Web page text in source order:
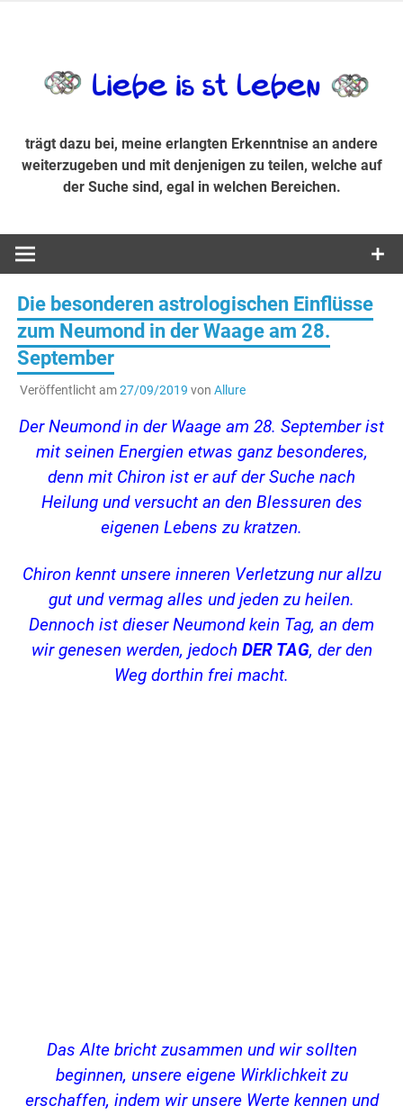
Suche sind, egal in welchen Bereichen.
trägt dazu bei, meine erlangten Erkenntnise an andere
weiterzugeben und mit denjenigen zu teilen, welche auf
der Suche sind, egal in welchen Bereichen.
Die besonderen astrologischen Einflüsse
zum Neumond in der Waage am 28.
September
Veröffentlicht am27/09/2019 von Allure
Der Neumond in der Waage am 28. September ist
mit seinen Energien etwas ganz besonderes,
denn mit Chiron ist er auf der Suche nach
Heilung und versucht an den Blessuren des
eigenen Lebens zu kratzen.
Chiron kennt unsere inneren Verletzung nur allzu
gut und vermag alles und jeden zu heilen.
Dennoch ist dieser Neumond kein Tag, an dem
wir genesen werden, jedoch DER TAG, der den
Weg dorthin frei macht.
Das Alte bricht zusammen und wir sollten
beginnen, unsere eigene Wirklichkeit zu
erschaffen, indem wir unsere Werte kennen und